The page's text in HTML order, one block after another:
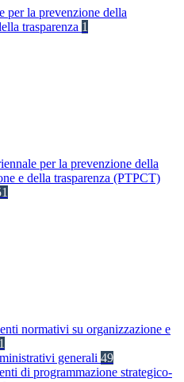
per la prevenzione della
trasparenza 1
per la prevenzione della
e della trasparenza (PTPCT)
normativi su organizzazione e
1
generali 49
di programmazione strategico-